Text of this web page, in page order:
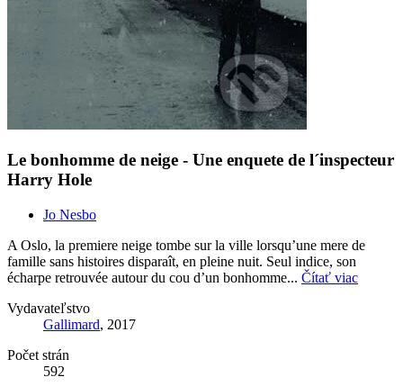
Le bonhomme de neige - Une enquete de l´inspecteur
Harry Hole
Jo Nesbo
A Oslo, la premiere neige tombe sur la ville lorsqu’une mere de
famille sans histoires disparaît, en pleine nuit. Seul indice, son
écharpe retrouvée autour du cou d’un bonhomme... Čítať viac
Vydavateľstvo
Gallimard, 2017
Počet strán
592